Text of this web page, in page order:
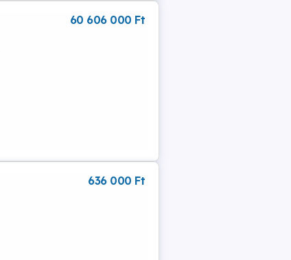
60 606 000 Ft
636 000 Ft